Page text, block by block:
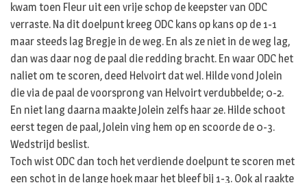
kwam toen Fleur uit een vrije schop de keepster van ODC
verraste. Na dit doelpunt kreeg ODC kans op kans op de 1-1
maar steeds lag Bregje in de weg. En als ze niet in de weg lag,
dan was daar nog de paal die redding bracht. En waar ODC het
naliet om te scoren, deed Helvoirt dat wel. Hilde vond Jolein
die via de paal de voorsprong van Helvoirt verdubbelde; 0-2.
En niet lang daarna maakte Jolein zelfs haar 2e. Hilde schoot
eerst tegen de paal, Jolein ving hem op en scoorde de 0-3.
Wedstrijd beslist.
Toch wist ODC dan toch het verdiende doelpunt te scoren met
een schot in de lange hoek maar het bleef bij 1-3. Ook al raakte